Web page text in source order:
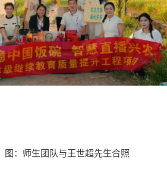
图：师生团队与王世超先生合照